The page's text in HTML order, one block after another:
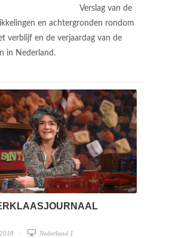
Verslag van de
en achtergronden rondom
verblijf en de verjaardag van de
in Nederland.
Nederland 1